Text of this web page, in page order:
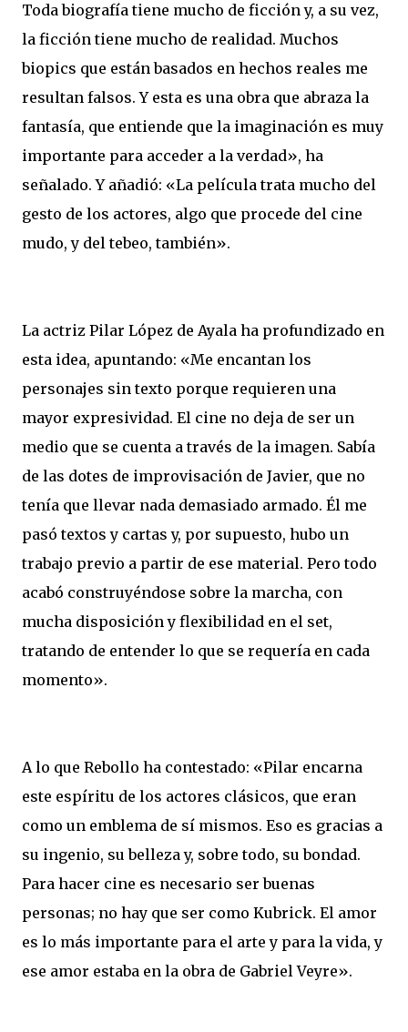
Toda biografía tiene mucho de ficción y, a su vez,
la ficción tiene mucho de realidad. Muchos
biopics que están basados en hechos reales me
resultan falsos. Y esta es una obra que abraza la
fantasía, que entiende que la imaginación es muy
importante para acceder a la verdad», ha
señalado. Y añadió: «La película trata mucho del
gesto de los actores, algo que procede del cine
mudo, y del tebeo, también».
La actriz Pilar López de Ayala ha profundizado en
esta idea, apuntando: «Me encantan los
personajes sin texto porque requieren una
mayor expresividad. El cine no deja de ser un
medio que se cuenta a través de la imagen. Sabía
de las dotes de improvisación de Javier, que no
tenía que llevar nada demasiado armado. Él me
pasó textos y cartas y, por supuesto, hubo un
trabajo previo a partir de ese material. Pero todo
acabó construyéndose sobre la marcha, con
mucha disposición y flexibilidad en el set,
tratando de entender lo que se requería en cada
momento».
A lo que Rebollo ha contestado: «Pilar encarna
este espíritu de los actores clásicos, que eran
como un emblema de sí mismos. Eso es gracias a
su ingenio, su belleza y, sobre todo, su bondad.
Para hacer cine es necesario ser buenas
personas; no hay que ser como Kubrick. El amor
es lo más importante para el arte y para la vida, y
ese amor estaba en la obra de Gabriel Veyre».